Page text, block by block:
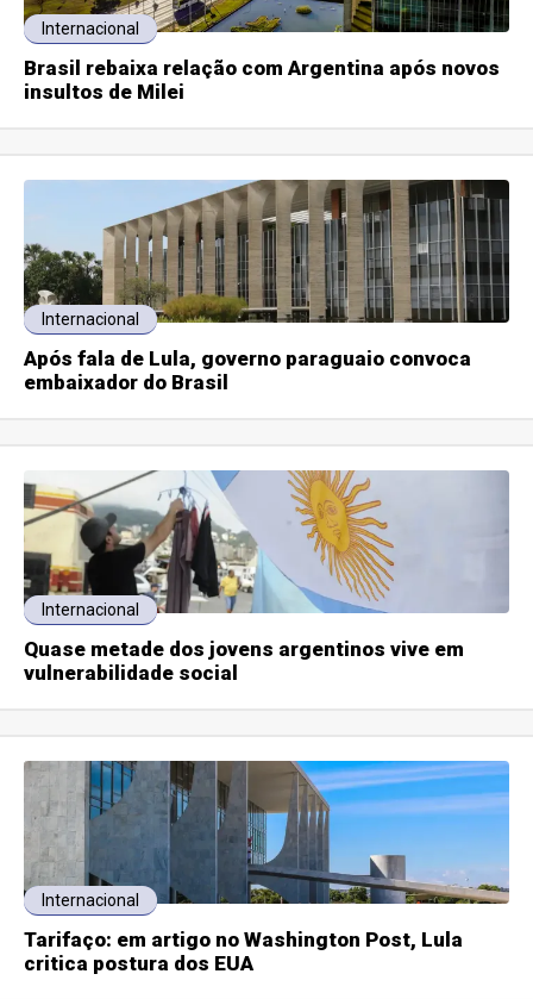
Internacional
Brasil rebaixa relação com Argentina após novos
insultos de Milei
Internacional
Após fala de Lula, governo paraguaio convoca
embaixador do Brasil
Internacional
Quase metade dos jovens argentinos vive em
vulnerabilidade social
Internacional
Tarifaço: em artigo no Washington Post, Lula
critica postura dos EUA